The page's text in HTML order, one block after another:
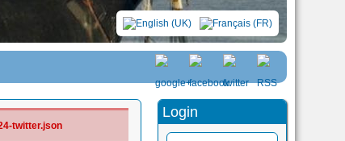
Login
twitter.json